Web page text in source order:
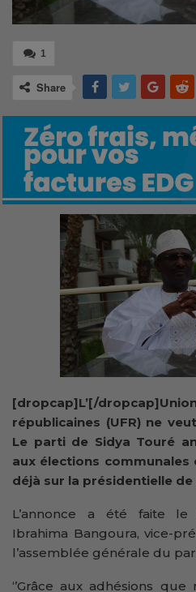
1
Share
[dropcap]L’[/
républicaines (UFR) ne
Le parti de Sidya Touré
aux élections
déjà sur la présidentielle de
L’annonce a été faite
Ibrahima Bangoura, vice-
l’assemblée générale du
‘’Grâce aux adhésions